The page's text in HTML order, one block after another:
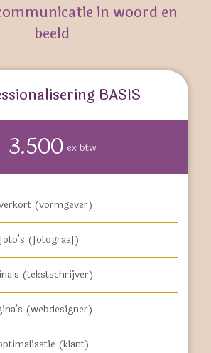
in woord en
beeld
BASIS
3.500 ex btw
(vormgever)
(fotograaf)
(tekstschrijver)
(webdesigner)
(klant)